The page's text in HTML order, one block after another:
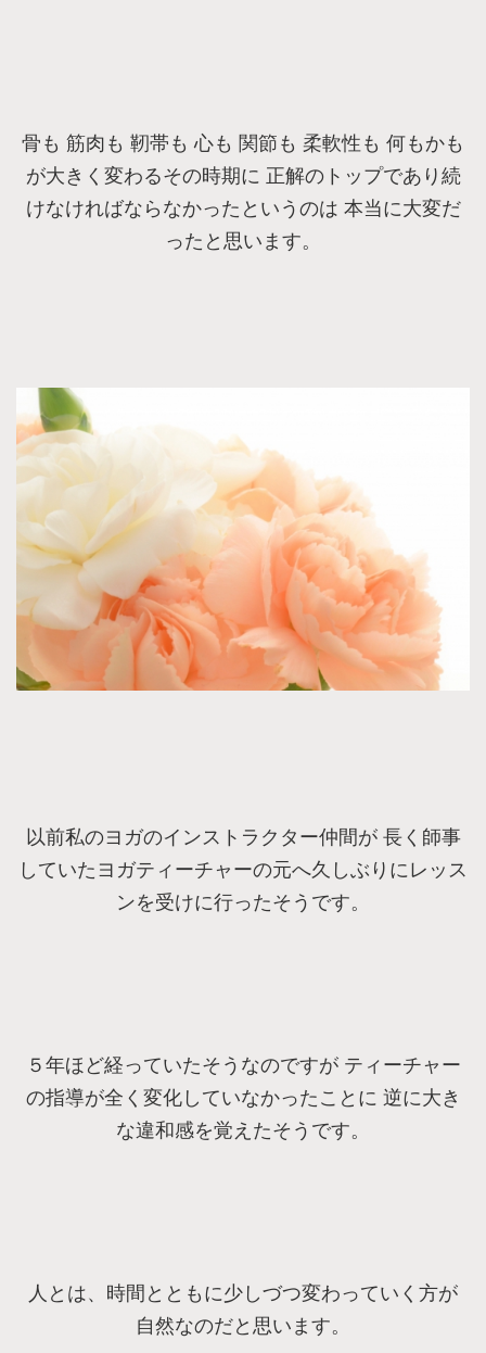
骨も 筋肉も 靭帯も 心も 関節も 柔軟性も 何もかも
が大きく変わるその時期に 正解のトップであり続
けなければならなかったというのは 本当に大変だ
ったと思います。
以前私のヨガのインストラクター仲間が 長く師事
していたヨガティーチャーの元へ久しぶりにレッス
ンを受けに行ったそうです。
５年ほど経っていたそうなのですが ティーチャー
の指導が全く変化していなかったことに 逆に大き
な違和感を覚えたそうです。
人とは、時間とともに少しづつ変わっていく方が
自然なのだと思います。